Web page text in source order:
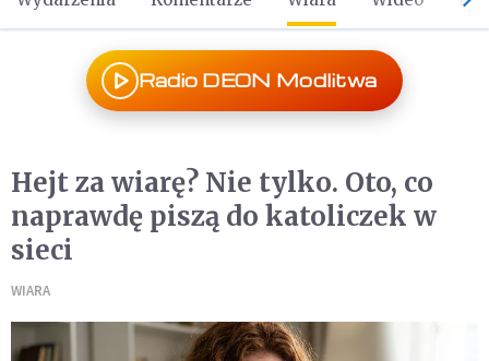
Radio DEON Modlitwa
Hejt za wiarę? Nie tylko. Oto, co
naprawdę piszą do katoliczek w
sieci
WIARA